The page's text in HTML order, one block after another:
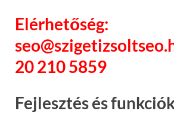
Elérhetőség:
20 210 5859
Fejlesztés és